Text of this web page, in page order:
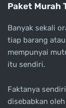
Paket Murah
Banyak sekali
tiap barang
mempunyai
itu sendiri.
Faktanya
disebabkan